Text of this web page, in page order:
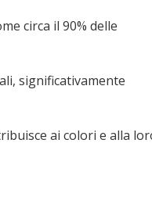
circa il 90% delle
significativamente
ai colori e alla